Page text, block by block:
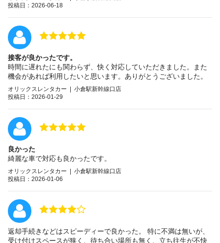
投稿日：2026-06-18
接客が良かったです。
時間に遅れたにも関わらず、快く対応していただきました。また
機会があれば利用したいと思います。ありがとうございました。
オリックスレンタカー | 小倉駅新幹線口店
投稿日：2026-01-29
良かった
綺麗な車で対応も良かったです。
オリックスレンタカー | 小倉駅新幹線口店
投稿日：2026-01-06
返却手続きなどはスピーディーで良かった。 特に不満は無いが、
受け付けスペースが狭く、待ち合い場所も無く、立ち往生が不快